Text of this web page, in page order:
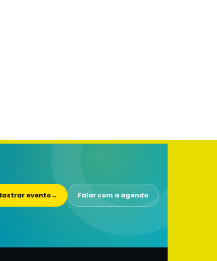
evento→ Falar com a agenda